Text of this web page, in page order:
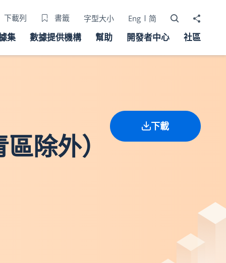
下載列 書籤 字型大小 Eng 简 打開搜尋器
分享至
集 數據提供機構 幫助 開發者中心 社區
除外）
下載